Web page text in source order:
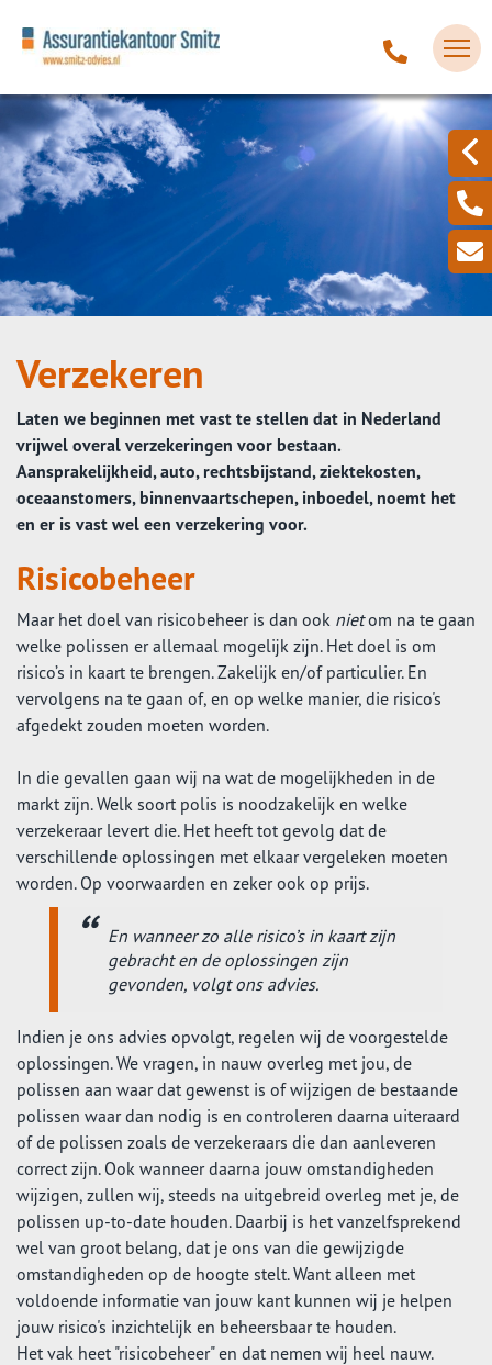
Verzekeren
Laten we beginnen met vast te stellen dat in Nederland
vrijwel overal verzekeringen voor bestaan.
Aansprakelijkheid, auto, rechtsbijstand, ziektekosten,
oceaanstomers, binnenvaartschepen, inboedel, noemt het
en er is vast wel een verzekering voor.
Risicobeheer
Maar het doel van risicobeheer is dan ook nietom na te gaan
welke polissen er allemaal mogelijk zijn. Het doel is om
risico’s in kaart te brengen. Zakelijk en/of particulier. En
vervolgens na te gaan of, en op welke manier, die risico's
afgedekt zouden moeten worden.
In die gevallen gaan wij na wat de mogelijkheden in de
markt zijn. Welk soort polis is noodzakelijk en welke
verzekeraar levert die. Het heeft tot gevolg dat de
verschillende oplossingen met elkaar vergeleken moeten
worden. Op voorwaarden en zeker ook op prijs.
En wanneer zo alle risico’s in kaart zijn
gebracht en de oplossingen zijn
gevonden, volgt ons advies.
Indien je ons advies opvolgt, regelen wij de voorgestelde
oplossingen. We vragen, in nauw overleg met jou, de
polissen aan waar dat gewenst is of wijzigen de bestaande
polissen waar dan nodig is en controleren daarna uiteraard
of de polissen zoals de verzekeraars die dan aanleveren
correct zijn. Ook wanneer daarna jouw omstandigheden
wijzigen, zullen wij, steeds na uitgebreid overleg met je, de
polissen up-to-date houden. Daarbij is het vanzelfsprekend
wel van groot belang, dat je ons van die gewijzigde
omstandigheden op de hoogte stelt. Want alleen met
voldoende informatie van jouw kant kunnen wij je helpen
jouw risico's inzichtelijk en beheersbaar te houden.
Het vak heet "risicobeheer" en dat nemen wij heel nauw.